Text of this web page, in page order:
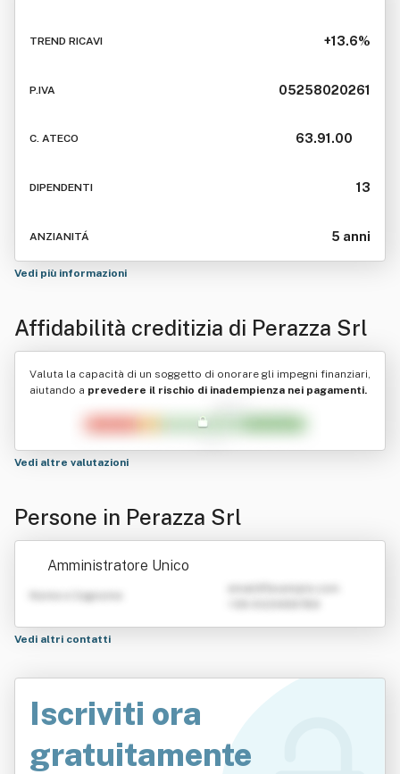
TREND RICAVI +13.6%
P.IVA 05258020261
C. ATECO 63.91.00
DIPENDENTI 13
ANZIANITÁ 5 anni
Vedi più informazioni
Affidabilità creditizia di Perazza Srl
Valuta la capacità di un soggetto di onorare gli impegni finanziari,
aiutando a prevedere il rischio di inadempienza nei pagamenti.
Vedi altre valutazioni
Persone in Perazza Srl
Amministratore Unico
Nome e Cognome
Vedi altri contatti
Iscriviti ora
gratuitamente